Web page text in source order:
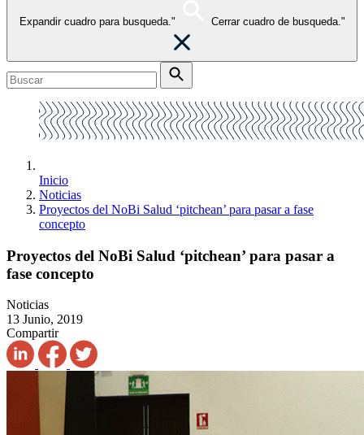
Expandir cuadro para busqueda." Cerrar cuadro de busqueda."
Inicio
Noticias
Proyectos del NoBi Salud ‘pitchean’ para pasar a fase
concepto
Proyectos del NoBi Salud ‘pitchean’ para pasar a
fase concepto
Noticias
13 Junio, 2019
Compartir